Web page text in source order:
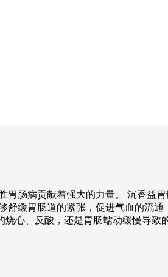
肠病贡献着强大的力量。 沉香益
缓胃肠道的紧张，促进气血的流通
心、反酸，还是胃肠蠕动缓慢导